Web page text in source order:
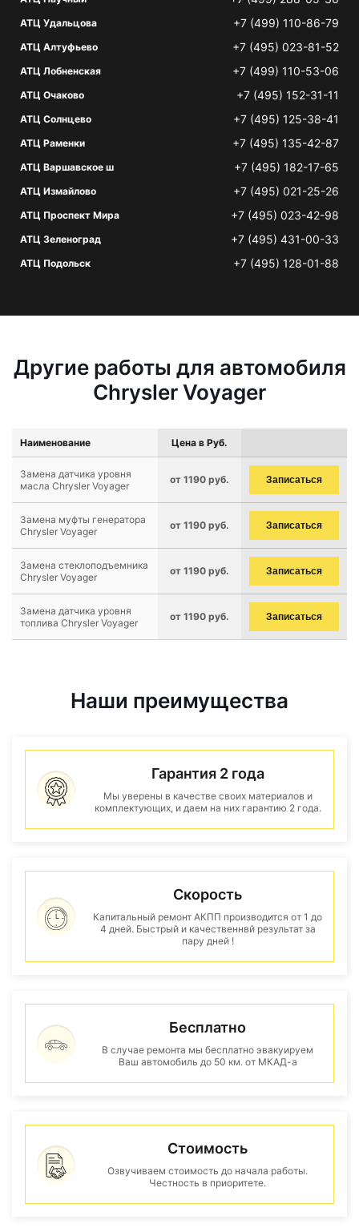
АТЦ Удальцова +7 (499) 110-86-79
АТЦ Алтуфьево +7 (495) 023-81-52
АТЦ Лобненская +7 (499) 110-53-06
АТЦ Очаково +7 (495) 152-31-11
АТЦ Солнцево +7 (495) 125-38-41
АТЦ Раменки +7 (495) 135-42-87
АТЦ Варшавское ш +7 (495) 182-17-65
АТЦ Измайлово +7 (495) 021-25-26
АТЦ Проспект Мира +7 (495) 023-42-98
АТЦ Зеленоград +7 (495) 431-00-33
АТЦ Подольск +7 (495) 128-01-88
Другие работы для автомобиля
Chrysler Voyager
Наименование Цена в Руб.
Замена датчика уровня
масла Chrysler Voyager
от 1190 руб. Записаться
Замена муфты генератора
Chrysler Voyager
от 1190 руб. Записаться
Замена стеклоподъемника
Chrysler Voyager
от 1190 руб. Записаться
Замена датчика уровня
топлива Chrysler Voyager
от 1190 руб. Записаться
Наши преимущества
Гарантия 2 года
Мы уверены в качестве своих материалов и
комплектующих, и даем на них гарантию 2 года.
Скорость
Капитальный ремонт АКПП производится от 1 до
4 дней. Быстрый и качественнвй результат за
пару дней !
Бесплатно
В случае ремонта мы бесплатно эвакуируем
Ваш автомобиль до 50 км. от МКАД-а
Стоимость
Озвучиваем стоимость до начала работы.
Честность в приоритете.